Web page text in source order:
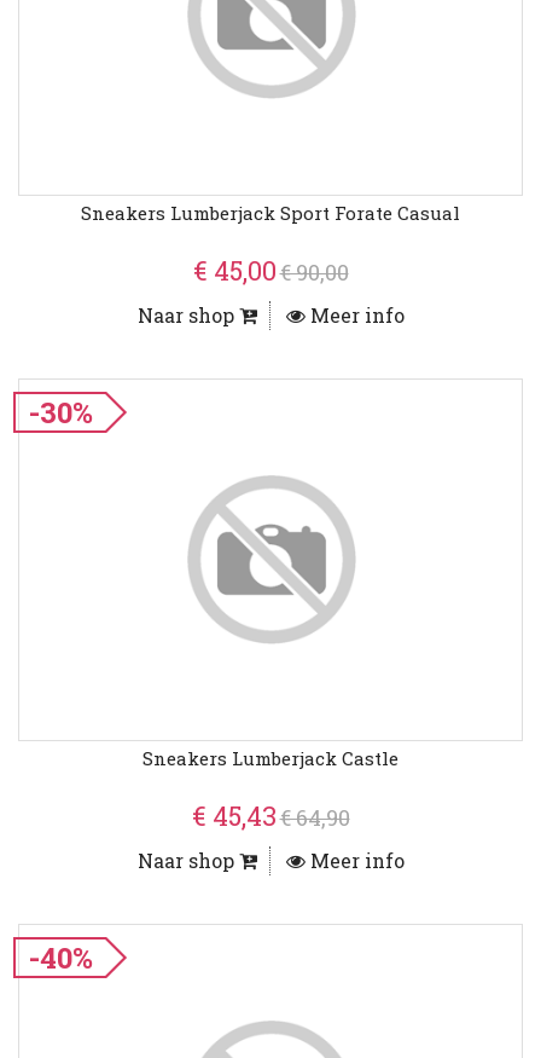
Sneakers Lumberjack Sport Forate Casual
€ 45,00€ 90,00
Naar shop Meer info
-30%
Sneakers Lumberjack Castle
€ 45,43€ 64,90
Naar shop Meer info
-40%